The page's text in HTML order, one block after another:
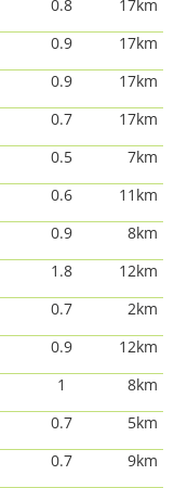
0.8
17km
0.9
17km
0.9
17km
0.7
17km
0.5
7km
0.6
11km
0.9
8km
1.8
12km
0.7
2km
0.9
12km
1
8km
0.7
5km
0.7 9km